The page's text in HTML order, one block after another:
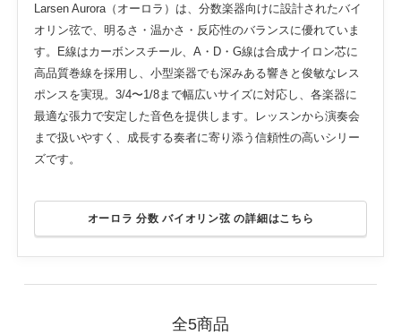
Larsen Aurora（オーロラ）は、分数楽器向けに設計されたバイ
オリン弦で、明るさ・温かさ・反応性のバランスに優れていま
す。E線はカーボンスチール、A・D・G線は合成ナイロン芯に
高品質巻線を採用し、小型楽器でも深みある響きと俊敏なレス
ポンスを実現。3/4〜1/8まで幅広いサイズに対応し、各楽器に
最適な張力で安定した音色を提供します。レッスンから演奏会
まで扱いやすく、成長する奏者に寄り添う信頼性の高いシリー
ズです。
オーロラ 分数 バイオリン弦 の詳細はこちら
全5商品